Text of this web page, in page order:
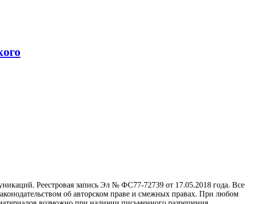
Реестровая запись Эл № ФС77-72739 от 17.05.2018 года. Все
об авторском праве и смежных правах. При любом